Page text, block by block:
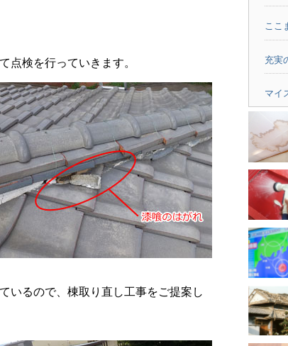
点検を行っていきます。
いるので、棟取り直し工事をご提案し
ここ
充実
マイ